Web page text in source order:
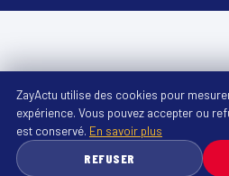
ZayActu utilise des cookies pour
expérience. Vous pouvez accepter ou
est conservé. En savoir plus
REFUSER